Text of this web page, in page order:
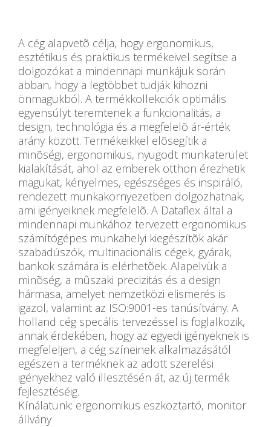
A cég alapvetõ célja, hogy ergonomikus,
esztétikus és praktikus termékeivel segítse a
dolgozókat a mindennapi munkájuk során
abban, hogy a legtöbbet tudják kihozni
önmagukból. A termékkollekciók optimális
egyensúlyt teremtenek a funkcionalitás, a
design, technológia és a megfelelõ ár-érték
arány között. Termékeikkel elõsegítik a
minõségi, ergonomikus, nyugodt munkaterület
kialakítását, ahol az emberek otthon érezhetik
magukat, kényelmes, egészséges és inspiráló,
rendezett munkakörnyezetben dolgozhatnak,
ami igényeiknek megfelelõ. A Dataflex által a
mindennapi munkához tervezett ergonomikus
számítógépes munkahelyi kiegészítõk akár
szabadúszók, multinacionális cégek, gyárak,
bankok számára is elérhetõek. Alapelvük a
minõség, a mûszaki precizitás és a design
hármasa, amelyet nemzetközi elismerés is
igazol, valamint az ISO:9001-es tanúsítvány. A
holland cég specális tervezéssel is foglalkozik,
annak érdekében, hogy az egyedi igényeknek is
megfeleljen, a cég színeinek alkalmazásától
egészen a terméknek az adott szerelési
igényekhez való illesztésén át, az új termék
fejlesztéséig.
Kínálatunk: ergonomikus eszköztartó, monitor
állvány